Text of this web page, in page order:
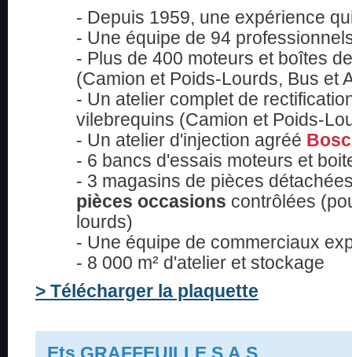
- Depuis 1959, une expérience
- Une équipe de 94
- Plus de 400 moteurs et boîtes
(Camion et Poids-Lourds, Bus et
- Un atelier complet de
vilebrequins (Camion et Poids-
- Un atelier d'injection agréé
- 6 bancs d'essais moteurs et
- 3 magasins de pièces
pièces occasions contrôlées
lourds)
- Une équipe de commerciaux
- 8 000 m² d'atelier et stockage
> Télécharger la plaquette